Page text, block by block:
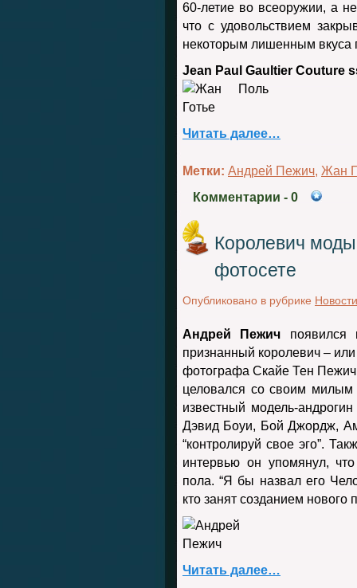
60-летие во всеоружии, а
что с удовольствием
некоторым лишенным вкуса
Jean Paul Gaultier Couture
Читать далее…
Метки: Андрей Пежич, Жан
Комментарии - 0
Королевич
фотосете
Опубликовано в рубрике Новости
Андрей Пежич
признанный королевич –
фотографа Скайе Тен Пежич
целовался со своим
известный модель-
Дэвид Боуи, Бой Джордж,
“контролируй свое эго”.
интервью он упомянул,
пола. “Я бы назвал его
кто занят созданием нового
Читать далее…